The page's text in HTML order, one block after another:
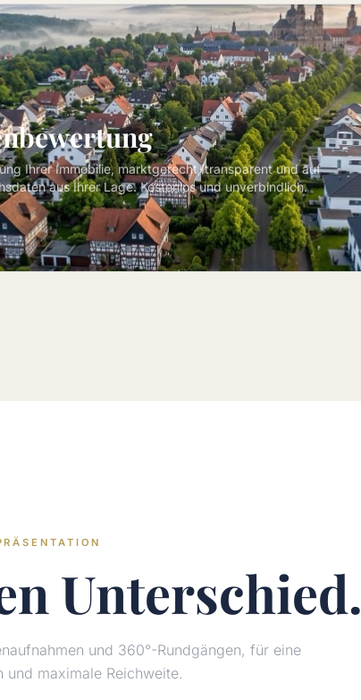
Ihrer Immobilie, marktgerecht, transparent und auf
aus Ihrer Lage. Kostenlos und unverbindlich.
Unterschied.
und 360°-Rundgängen, für eine
und maximale Reichweite.